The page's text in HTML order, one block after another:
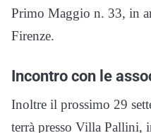
Primo Maggio n. 33, in
Firenze.
Incontro con le
Inoltre il prossimo 29
terrà presso Villa Pallini,